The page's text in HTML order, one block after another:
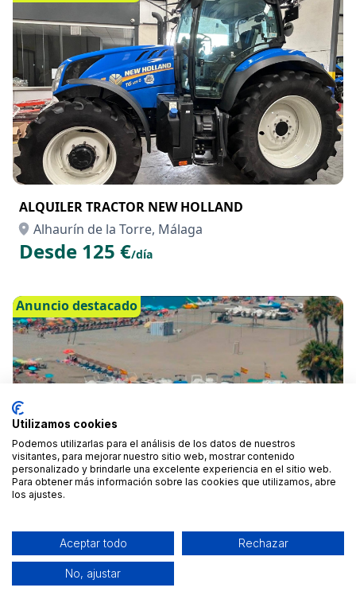
ALQUILER TRACTOR NEW HOLLAND
Alhaurín de la Torre, Málaga
Desde 125 €/día
Anuncio destacado
TRIPULANTE
Alhaurín de la Torre, Málaga
Desde 120 €/hora
Utilizamos cookies
Podemos utilizarlas para el análisis de los datos de nuestros
visitantes, para mejorar nuestro sitio web, mostrar contenido
personalizado y brindarle una excelente experiencia en el sitio web.
Para obtener más información sobre las cookies que utilizamos, abre
los ajustes.
Aceptar todo Rechazar
No, ajustar